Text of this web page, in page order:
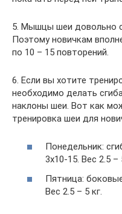
5. Мышцы шеи довольно
Поэтому новичкам
по 10 – 15 повторений.
6. Если вы хотите
необходимо делать
наклоны шеи. Вот как
тренировка шеи для
Понедельник:
3х10-15. Вес 2.5 –
Пятница:
Вес 2.5 – 5 кг.